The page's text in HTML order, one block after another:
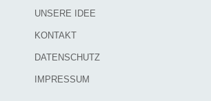
UNSERE IDEE
KONTAKT
DATENSCHUTZ
IMPRESSUM